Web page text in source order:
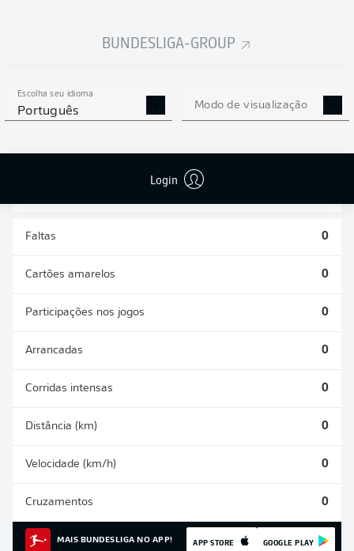
BUNDESLIGA-GROUP
Escolha seu idioma
Português Modo de visualização
Login
ESTATÍSTICAS DA
TEMPORADA 2026/2027
Faltas 0
Cartões amarelos 0
Participações nos jogos 0
Arrancadas 0
Corridas intensas 0
Distância (km) 0
Velocidade (km/h) 0
Cruzamentos 0
MAIS BUNDESLIGA NO APP! APP STORE GOOGLE PLAY